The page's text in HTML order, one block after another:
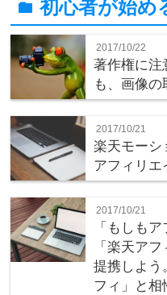
folder初心者が始
2017/10/22
著作権に注
も、画像の
2017/10/21
楽天モーシ
アフィリエ
2017/10/21
「もしも
「楽天ア
提携しよう
フィ」と相